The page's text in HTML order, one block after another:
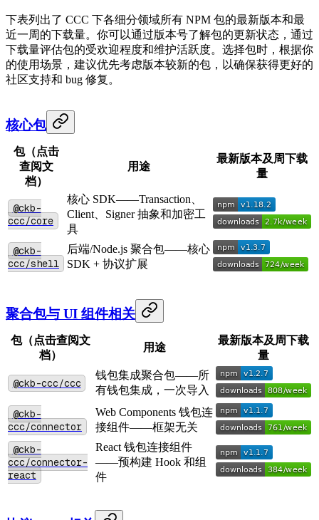
下表列出了 CCC 下各细分领域所有 NPM 包的最新版本和最
近一周的下载量。你可以通过版本号了解包的更新状态，通过
下载量评估包的受欢迎程度和维护活跃度。选择包时，根据你
的使用场景，建议优先考虑版本较新的包，以确保获得更好的
社区支持和 bug 修复。
核心包
包（点击
查阅文
档）
用途
最新版本及周下载
量
@ckb-
ccc/core
核心 SDK——Transaction、
Client、Signer 抽象和加密工
具
@ckb-
ccc/shell
后端/Node.js 聚合包——核心
SDK + 协议扩展
聚合包与 UI 组件相关
包（点击查阅文
档）
用途
最新版本及周下载
量
@ckb-ccc/ccc
钱包集成聚合包——所
有钱包集成，一次导入
@ckb-
ccc/connector
Web Components 钱包连
接组件——框架无关
@ckb-
ccc/connector-
react
React 钱包连接组件
——预构建 Hook 和组
件